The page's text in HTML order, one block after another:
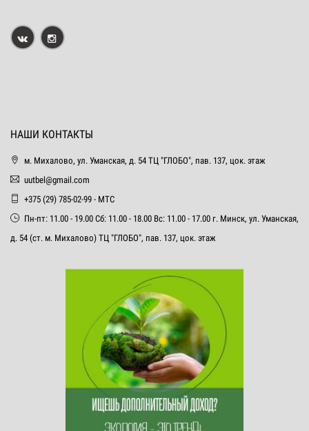
НАШИ КОНТАКТЫ
м. Михалово, ул. Уманская, д. 54 ТЦ "ГЛОБО", пав. 137, цок. этаж
uutbel@gmail.com
+375 (29) 785-02-99 - МТС
Пн-пт: 11.00 - 19.00 Сб: 11.00 - 18.00 Вс: 11.00 - 17.00 г. Минск, ул. Уманская,
д. 54 (ст. м. Михалово) ТЦ "ГЛОБО", пав. 137, цок. этаж